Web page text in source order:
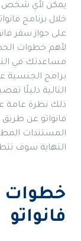
يمكن لأي شخص
خلال برنامج
على جواز سفر
لأهم خطوات
مساعدتك في
برامج الجنسية
التالية دليلًا
ذلك نظرة عامة
فانواتو عن
المستندات
النهاية سوف
خطوات
فانواتو